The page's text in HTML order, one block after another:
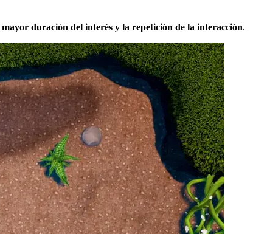
duración del interés y la repetición de la interacción.